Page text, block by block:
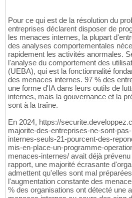
Pour ce qui est de la résolution du
entreprises déclarent disposer de
les menaces internes, la plupart
des analyses comportementales
rapidement les activités anormales.
l'analyse du comportement des
(UEBA), qui est la fonctionnalité
des menaces internes. 97 % des
une forme d'IA dans leurs outils de
internes, mais la gouvernance et la
sont à la traîne.
En 2024, https://
majorite-des-entreprises-ne-sont-
internes-seuls-21-pourcent-des-
mis-en-place-un-programme-
menaces-internes/ avait déjà
rapport, une majorité écrasante
admettent qu'elles sont mal
l'augmentation constante des
% des organisations ont détecté une